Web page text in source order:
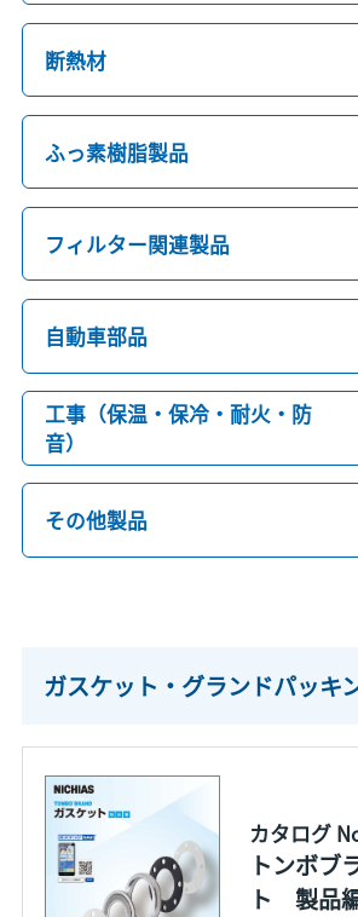
断熱材
ふっ素樹脂製品
フィルター関連製品
自動車部品
工事（保温・保冷・耐火・防
音）
その他製品
ガスケット・グランドパッキ
カタログ
トンボブ
ト 製品